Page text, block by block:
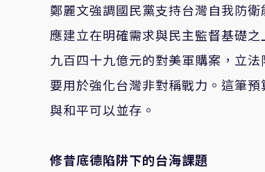
鄭麗文強調國民黨支持台灣自我防
應建立在明確需求與民主監督基礎
九百四十九億元的對美軍購案，立
要用於強化台灣非對稱戰力。這筆
與和平可以並存。
修昔底德陷阱下的台海課題